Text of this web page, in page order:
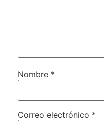
Nombre *
Correo electrónico *